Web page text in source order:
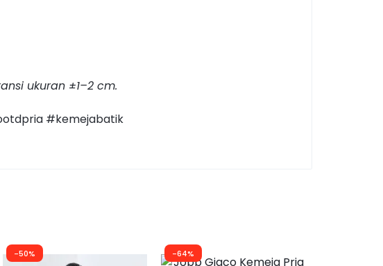
ukuran ±1–2 cm.
#kemejabatik
-50% -64%